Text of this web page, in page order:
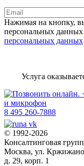
Нажимая на кнопку,
персональных данных
персональных данных
Услуга
8 495 260-7888
© 1992-2026
Консалтинговая
Москва, ул.
д. 29, корп. 1